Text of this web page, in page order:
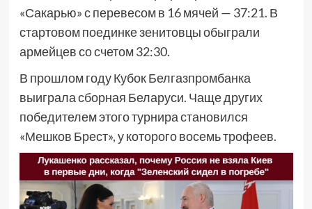
«Сакарью» с перевесом в 16 мячей — 37:21. В
стартовом поединке зенитовцы обыграли
армейцев со счетом 32:30.
В прошлом году Кубок Белгазпромбанка
выиграла сборная Беларуси. Чаще других
победителем этого турнира становился
«Мешков Брест», у которого восемь трофеев.